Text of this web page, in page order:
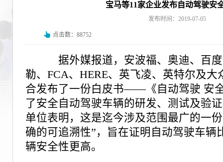
宝马等11家企业发布自动驾驶安
发布时间：2019-07-05
点击数：88752
据外媒报道，安波福、奥迪、百度
勒、FCA、HERE、英飞凌、英特尔及大
合发布了一份白皮书——《自动驾驶 安
了安全自动驾驶车辆的研发、测试及验
单位表明，这是迄今涉及范围最广的一
确的可追溯性”，旨在证明自动驾驶车辆
辆安全性更高。